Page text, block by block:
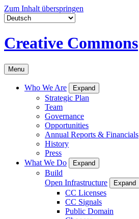
Zum Inhalt überspringen
Creative Commons
Menu
Who We Are Expand
Strategic Plan
Team
Governance
Opportunities
Annual Reports & Financials
History
Press
What We Do
Expand
Build
Open Infrastructure
Expand
CC Licenses
CC Signals
Public Domain